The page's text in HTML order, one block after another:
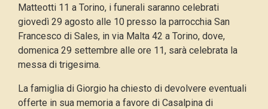
Matteotti 11 a Torino, i funerali saranno celebrati
giovedì 29 agosto alle 10 presso la parrocchia San
Francesco di Sales, in via Malta 42 a Torino, dove,
domenica 29 settembre alle ore 11, sarà celebrata la
messa di trigesima.
La famiglia di Giorgio ha chiesto di devolvere eventuali
offerte in sua memoria a favore di Casalpina di